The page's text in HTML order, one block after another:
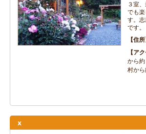
３室
でも
す。
です。
住所
ア
から
村から
x